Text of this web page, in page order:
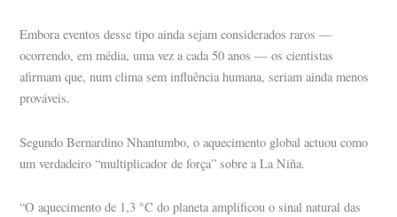
Embora eventos desse tipo ainda sejam considerados raros —
ocorrendo, em média, uma vez a cada 50 anos — os cientistas
afirmam que, num clima sem influência humana, seriam ainda menos
prováveis.
Segundo Bernardino Nhantumbo, o aquecimento global actuou como
um verdadeiro “multiplicador de força” sobre a La Niña.
“O aquecimento de 1,3 °C do planeta amplificou o sinal natural das